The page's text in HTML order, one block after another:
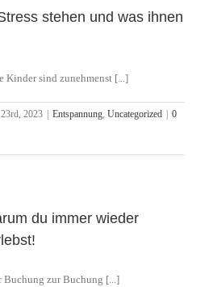
stehen und was ihnen
Kinder sind zunehmenst [...]
2023 Entspannung, Uncategorized
0
du immer wieder
Buchung zur Buchung [...]